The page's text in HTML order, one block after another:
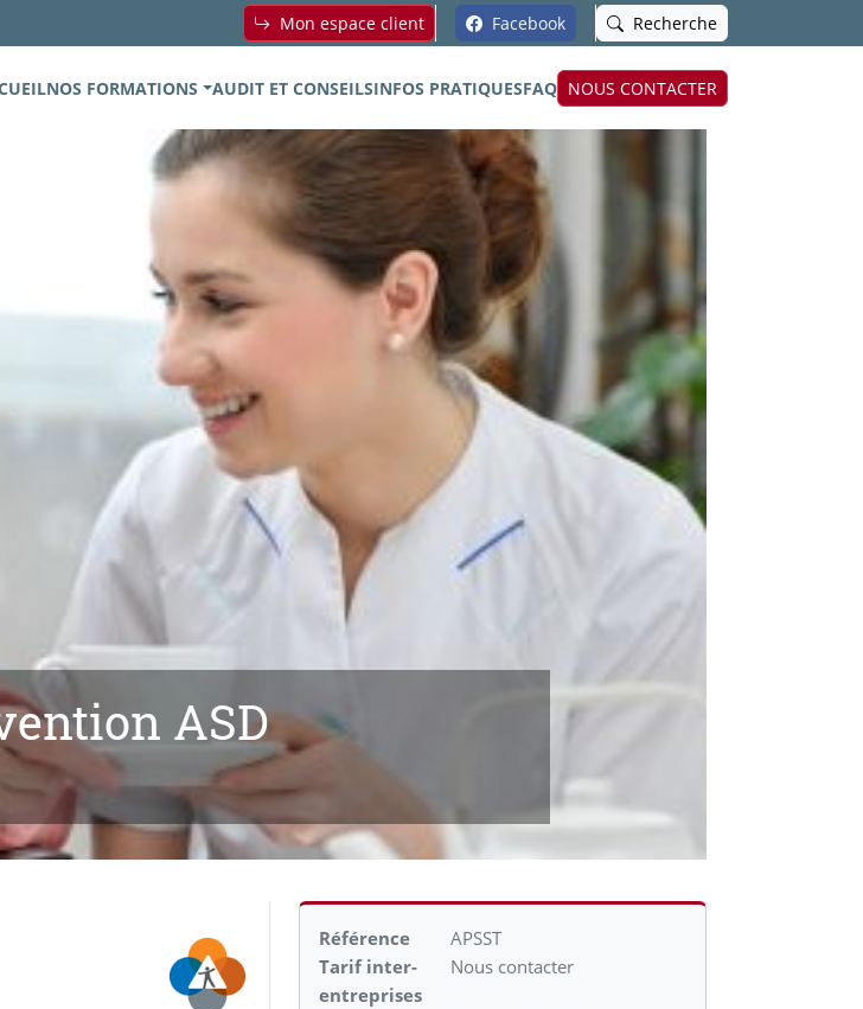
Mon espace client Facebook Recherche
NOS FORMATIONS AUDIT ET CONSEILSINFOS PRATIQUESFAQ NOUS CONTACTER
ASD
Référence
APSST
Tarif inter-
entreprises
Nous contacter